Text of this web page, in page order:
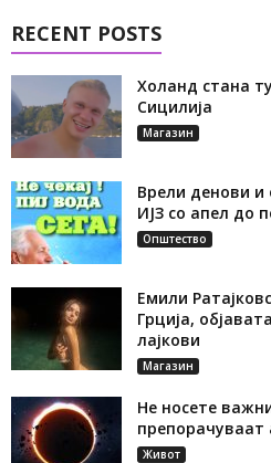
RECENT POSTS
Холанд стана
Сицилија
Магазин
Врели денови и
ИЈЗ со апел до
Општество
Емили
Грција,
лајкови
Магазин
Не носете
препорачуваат
Живот